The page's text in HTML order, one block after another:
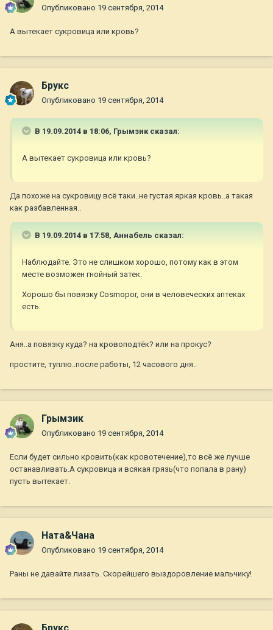
Опубликовано 19 сентября, 2014
А вытекает сукровица или кровь?
Брукс
Опубликовано 19 сентября, 2014
В 19.09.2014 в 18:06, Грымзик сказал:
А вытекает сукровица или кровь?
Да похоже на сукровицу всё таки..не густая яркая кровь..а такая
как разбавленная..
В 19.09.2014 в 17:58, Aннaбель сказал:
Наблюдайте. Это не слишком хорошо, потому как в этом
месте возможен гнойный затек.
Хорошо бы повязку Cosmopor, они в человеческих аптеках
есть.
Аня..а повязку куда? на кровоподтёк? или на прокус?
простите, туплю..после работы, 12 часового дня..
Грымзик
Опубликовано 19 сентября, 2014
Если будет сильно кровить(как кровотечение),то всё же лучше
останавливать.А сукровица и всякая грязь(что попала в рану)
пусть вытекает.
Ната&Чана
Опубликовано 19 сентября, 2014
Раны не давайте лизать. Скорейшего выздоровление мальчику!